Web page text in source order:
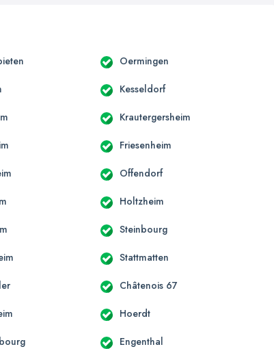
Oermingen
Kesseldorf
Krautergersheim
Friesenheim
Offendorf
Holtzheim
Steinbourg
Stattmatten
Châtenois 67
Hoerdt
Engenthal